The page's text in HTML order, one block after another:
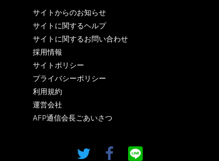
サイトからのお知らせ
サイトに関するヘルプ
サイトに関するお問い合わせ
採用情報
サイトポリシー
プライバシーポリシー
利用規約
運営会社
AFP通信会長ごあいさつ